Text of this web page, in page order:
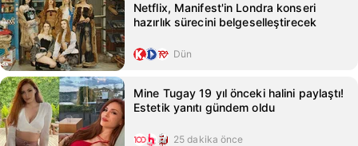
Netflix, Manifest'in Londra konseri
hazırlık sürecini belgeselleştirecek
Dün
Mine Tugay 19 yıl önceki halini paylaştı!
Estetik yanıtı gündem oldu
25 dakika önce